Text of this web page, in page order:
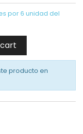
por 6 unidad del
producto en